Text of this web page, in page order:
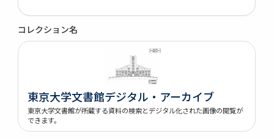
コレクション名
東京大学文書館デジタル・アーカイブ
東京大学文書館が所蔵する資料の検索とデジタル化された画像の閲覧が
できます。